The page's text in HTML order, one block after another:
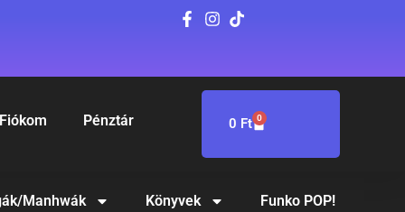
Pénztár 0 Ft 0
Manhwák Könyvek Funko POP!